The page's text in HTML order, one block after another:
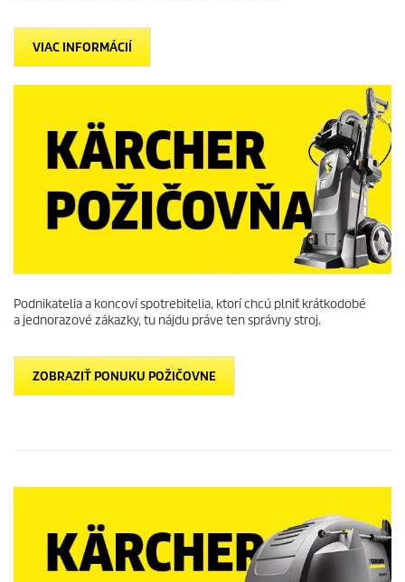
VIAC INFORMÁCIÍ
Podnikatelia a koncoví spotrebitelia, ktorí chcú plniť krátkodobé
a jednorazové zákazky, tu nájdu práve ten správny stroj.
ZOBRAZIŤ PONUKU POŽIČOVNE